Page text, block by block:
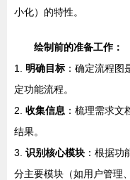
小化）的特性。
绘制前的准备工作：
1. 明确目标 ：确定流程
定功能流程。
2. 收集信息 ：梳理需求
结果。
3. 识别核心模块 ：根据功
分主要模块（如用户管理